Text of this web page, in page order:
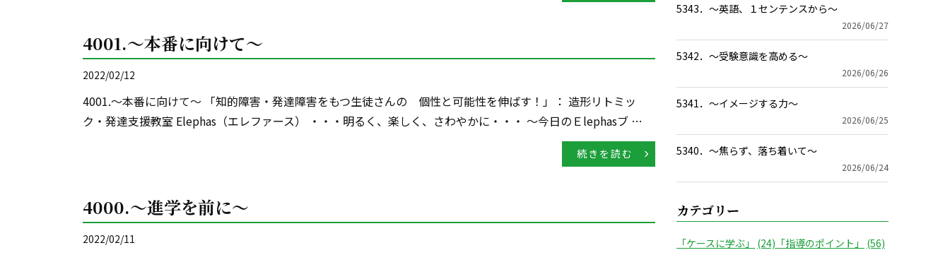
4001.～本番に向けて～
2022/02/12
4001.～本番に向けて～ 「知的障害・発達障害をもつ生徒さんの 個性と可能性を伸ばす！」： 造形リトミッ
ク・発達支援教室 Elephas（エレファース） ・・・明るく、楽しく、さわやかに・・・ ～今日のＥlephasブ …
続きを読む
4000.～進学を前に～
2022/02/11
5343．～英語、１センテンスから〜
2026/06/27
5342．～受験意識を高める〜
2026/06/26
5341．～イメージする力〜
2026/06/25
5340．～焦らず、落ち着いて〜
2026/06/24
カテゴリー
「ケースに学ぶ」 (24) 「指導のポイント」
(56)